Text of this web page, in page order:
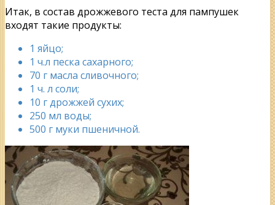
Итак, в состав дрожжевого теста для пампушек
входят такие продукты:
1 яйцо;
1 ч.л песка сахарного;
70 г масла сливочного;
1 ч. л соли;
10 г дрожжей сухих;
250 мл воды;
500 г муки пшеничной.